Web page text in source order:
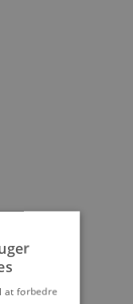
at forbedre